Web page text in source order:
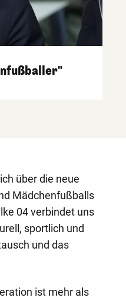
über die neue
Mädchenfußballs
04 verbindet uns
sportlich und
und das
ist mehr als